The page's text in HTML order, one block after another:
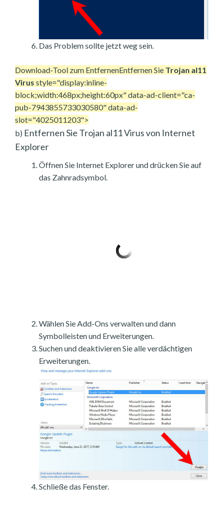
Das Problem sollte jetzt weg sein.
Download-Tool zum EntfernenEntfernen Sie Trojan al11
Virus style="display:inline-
block;width:468px;height:60px" data-ad-client="ca-
pub-7943855733030580" data-ad-
slot="4025011203">
b) Entfernen Sie Trojan al11 Virus von Internet
Explorer
Öffnen Sie Internet Explorer und drücken Sie auf
das Zahnradsymbol.
Wählen Sie Add-Ons verwalten und dann
Symbolleisten und Erweiterungen.
Suchen und deaktivieren Sie alle verdächtigen
Erweiterungen.
Schließe das Fenster.